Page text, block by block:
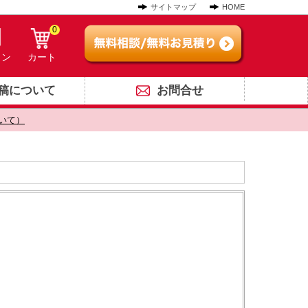
サイトマップ HOME
カート
0
について お問合せ
て）